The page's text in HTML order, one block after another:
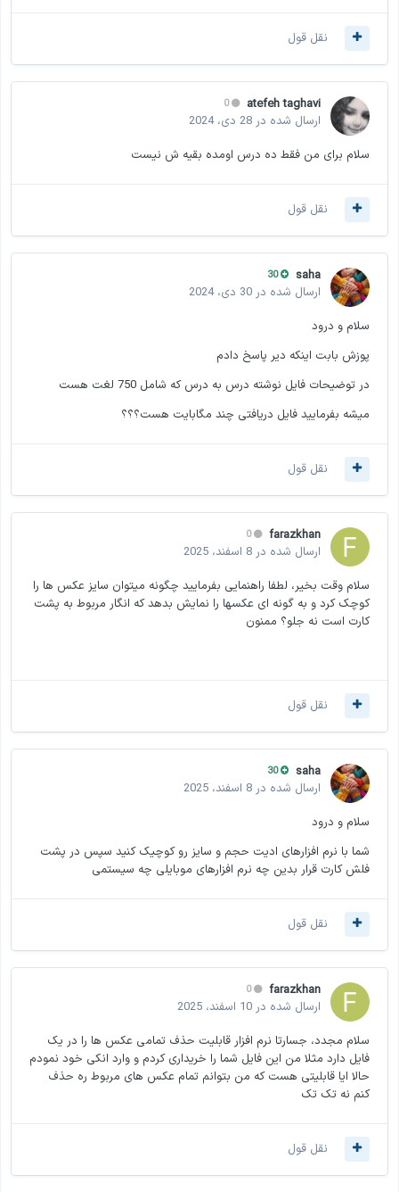
نقل قول
atefeh taghavi
0
ارسال شده در 28 دی، 2024
سلام برای من فقط ده درس اومده بقیه ش نیست
نقل قول
saha
30
ارسال شده در 30 دی، 2024
سلام و درود
پوزش بابت اینکه دیر پاسخ دادم
در توضیحات فایل نوشته درس به درس که شامل 750 لغت هست
میشه بفرمایید فایل دریافتی چند مگابایت هست؟؟؟
نقل قول
farazkhan
0
ارسال شده در 8 اسفند، 2025
سلام وقت بخیر، لطفا راهنمایی بفرمایید چگونه میتوان سایز عکس ها را
کوچک کرد و به گونه ای عکسها را نمایش بدهد که انگار مربوط به پشت
کارت است نه جلو؟ ممنون
نقل قول
saha
30
ارسال شده در 8 اسفند، 2025
سلام و درود
شما با نرم افزارهای ادیت حجم و سایز رو کوچیک کنید سپس در پشت
فلش کارت قرار بدین چه نرم افزارهای موبایلی چه سیستمی
نقل قول
farazkhan
0
ارسال شده در 10 اسفند، 2025
سلام مجدد، جسارتا نرم افزار قابلیت حذف تمامی عکس ها را در یک
فایل دارد مثلا من این فایل شما را خریداری کردم و وارد انکی خود نمودم
حالا ایا قابلیتی هست که من بتوانم تمام عکس های مربوط ره حذف
کنم نه تک تک
نقل قول